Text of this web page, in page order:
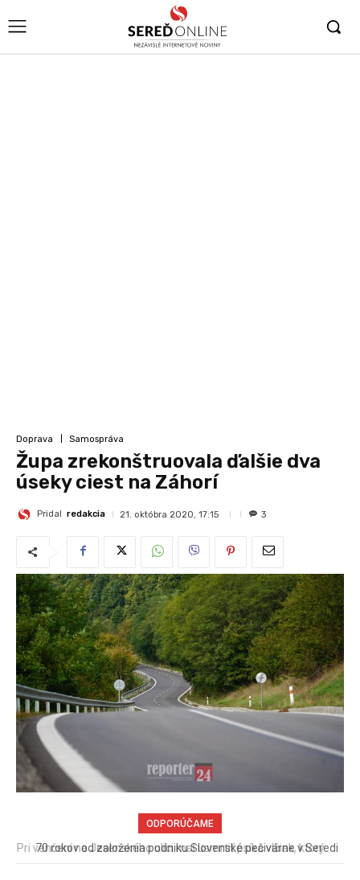
Doprava Samospráva
Župa zrekonštruovala ďalšie dva
úseky ciest na Záhorí
Pridal redakcia 21. októbra 2020, 17:15 3
ODPORÚČAME
70 rokov od založenia podniku Slovenské pečivárne v Seredi